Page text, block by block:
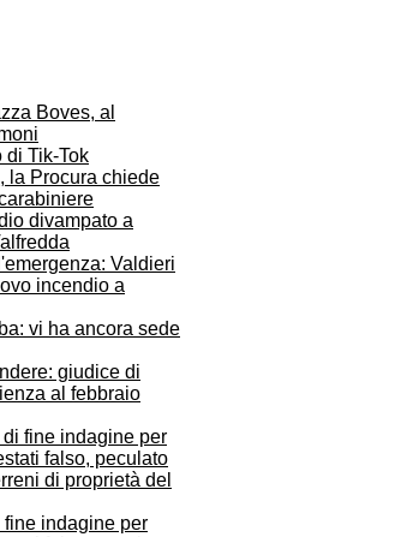
Boves, al
la Procura chiede
Valdieri
incendio a
giudice di
al febbraio
indagine per